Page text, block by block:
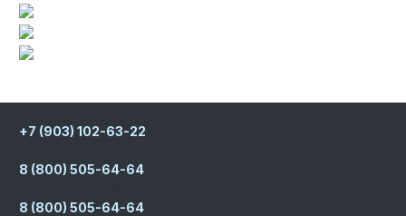
+7 (903) 102-63-22
8 (800) 505-64-64
8 (800) 505-64-64